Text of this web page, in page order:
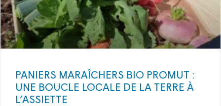
PANIERS MARAÎCHERS BIO PROMUT :
UNE BOUCLE LOCALE DE LA TERRE À
L’ASSIETTE